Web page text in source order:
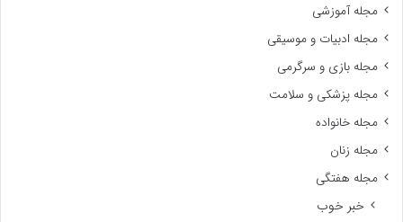
مجله آموزشی
مجله ادبیات و موسیقی
مجله بازی و سرگرمی
مجله پزشکی و سلامت
مجله خانواده
مجله زنان
مجله هفتگی
خبر خوب